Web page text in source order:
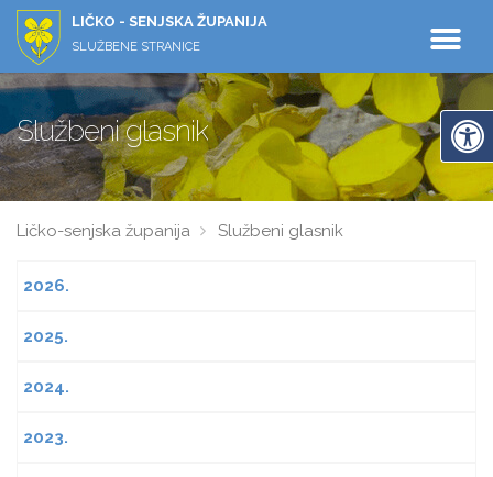
LIČKO - SENJSKA ŽUPANIJA
SLUŽBENE STRANICE
Službeni glasnik
Ličko-senjska županija Službeni glasnik
2026.
2025.
2024.
2023.